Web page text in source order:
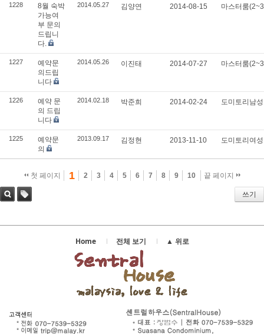
1228
8월 숙박
가능여
부 문의
드립니
다.
2014.05.27 김양연 2014-08-15 마스터룸
1227
예약문
의드립
니다
2014.05.26 이진태 2014-07-27 마스터룸
1226
예약 문
의 드립
니다
2014.02.18 박준희 2014-02-24 도미토리남
1225
예약문
의
2013.09.17 김정현 2013-11-10 도미토리여
첫 페이지 1 2 3 4 5 6 7 8 9 10 끝 페이지
쓰기
Home 전체 보기 ▲ 위로